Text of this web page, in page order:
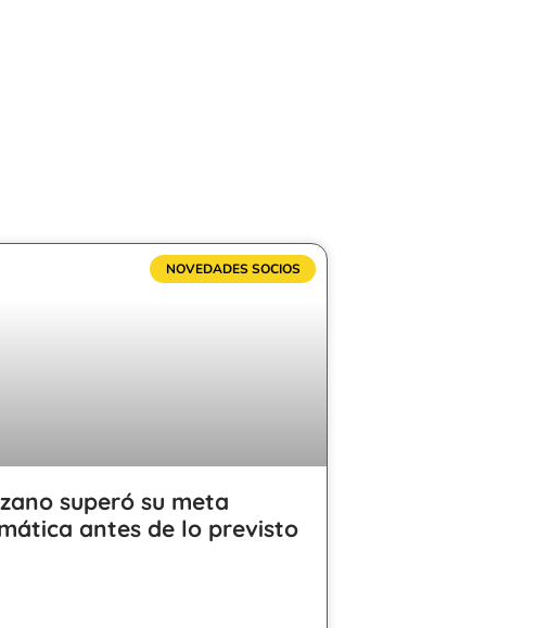
NOVEDADES SOCIOS
superó su meta
antes de lo previsto